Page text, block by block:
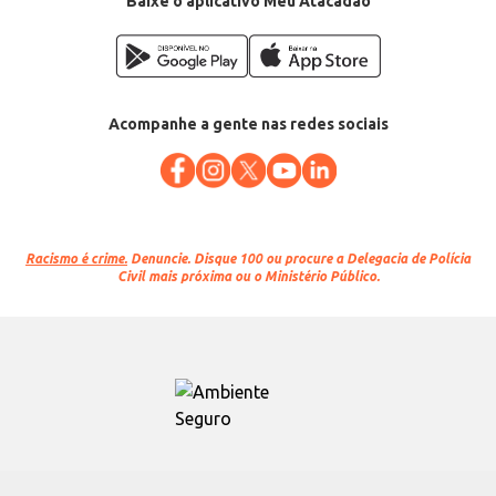
Acompanhe a gente nas redes sociais
Racismo é crime. Denuncie. Disque 100 ou procure a Delegacia de Polícia
Civil mais próxima ou o Ministério Público.